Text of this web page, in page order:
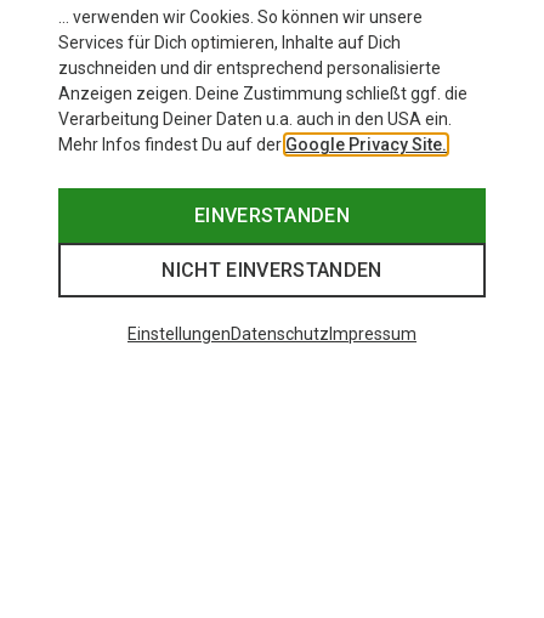
8oz Yogamattenreiniger
… verwenden wir Cookies. So können wir unsere
Services für Dich optimieren, Inhalte auf Dich
zuschneiden und dir entsprechend personalisierte
Anzeigen zeigen. Deine Zustimmung schließt ggf. die
Verarbeitung Deiner Daten u.a. auch in den USA ein.
Mehr Infos findest Du auf der Google Privacy Site.
EINVERSTANDEN
NICHT EINVERSTANDEN
EinstellungenDatenschutz Impressum